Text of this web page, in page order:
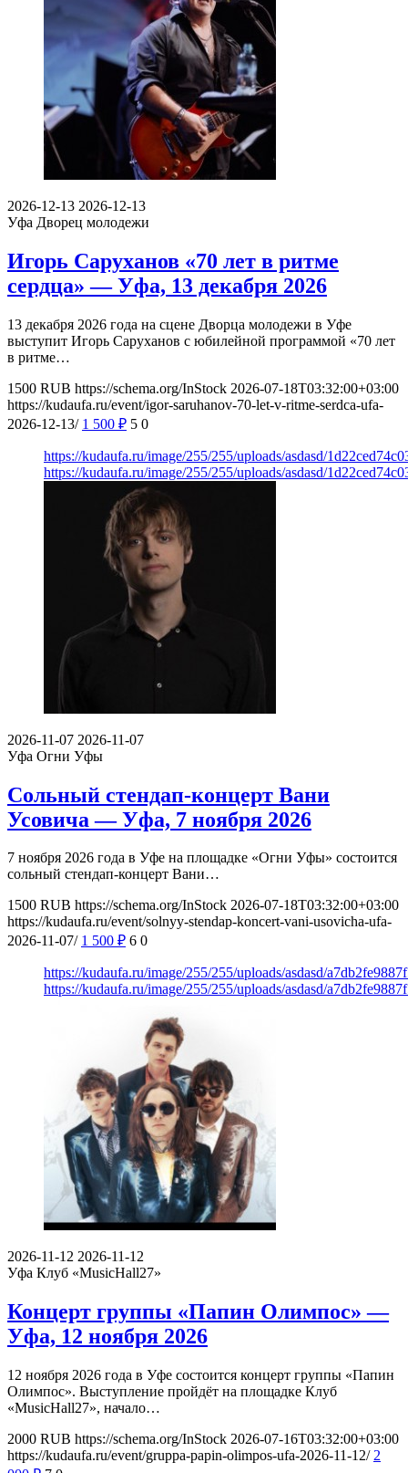
2026-12-13 2026-12-13
Уфа Дворец молодежи
Игорь Саруханов «70 лет в ритме
сердца» — Уфа, 13 декабря 2026
13 декабря 2026 года на сцене Дворца молодежи в Уфе
выступит Игорь Саруханов с юбилейной программой «70 лет
в ритме…
1500 RUB https://schema.org/InStock 2026-07-18T03:32:00+03:00
https://kudaufa.ru/event/igor-saruhanov-70-let-v-ritme-serdca-ufa-
2026-12-13/ 1 500 ₽ 5 0
https://kudaufa.ru/image/255/255/uploads/asdasd/
https://kudaufa.ru/image/255/255/uploads/asdasd/
2026-11-07 2026-11-07
Уфа Огни Уфы
Сольный стендап-концерт Вани
Усовича — Уфа, 7 ноября 2026
7 ноября 2026 года в Уфе на площадке «Огни Уфы» состоится
сольный стендап-концерт Вани…
1500 RUB https://schema.org/InStock 2026-07-18T03:32:00+03:00
https://kudaufa.ru/event/solnyy-stendap-koncert-vani-usovicha-ufa-
2026-11-07/ 1 500 ₽ 6 0
https://kudaufa.ru/image/255/255/uploads/asdasd/
https://kudaufa.ru/image/255/255/uploads/asdasd/
2026-11-12 2026-11-12
Уфа Клуб «MusicHall27»
Концерт группы «Папин Олимпос» —
Уфа, 12 ноября 2026
12 ноября 2026 года в Уфе состоится концерт группы «Папин
Олимпос». Выступление пройдёт на площадке Клуб
«MusicHall27», начало…
2000 RUB https://schema.org/InStock 2026-07-16T03:32:00+03:00
https://kudaufa.ru/event/gruppa-papin-olimpos-ufa-2026-11-12/ 2